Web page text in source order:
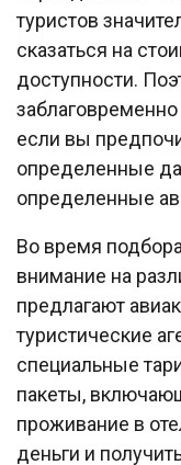
туристов
сказаться на
доступности.
если вы
определенные
определенные
Во время
внимание на
предлагают
туристические
специальные
пакеты,
проживание в
деньги и